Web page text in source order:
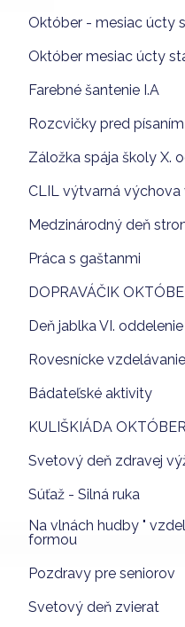
Október - mesiac úcty
Október mesiac úcty
Farebné šantenie I.A
Rozcvičky pred písaním
Záložka spája školy X.
CLIL výtvarná výchova
Medzinárodný deň
Práca s gaštanmi
DOPRAVÁČIK
Deň jablka VI.
Rovesnícke vzdelávanie
Bádateľské aktivity
KULIŠKIÁDA OKTÓBER
Svetový deň zdravej
Súťaž - Silná ruka
Na vlnách hudby "
formou
Pozdravy pre seniorov
Svetový deň zvierat